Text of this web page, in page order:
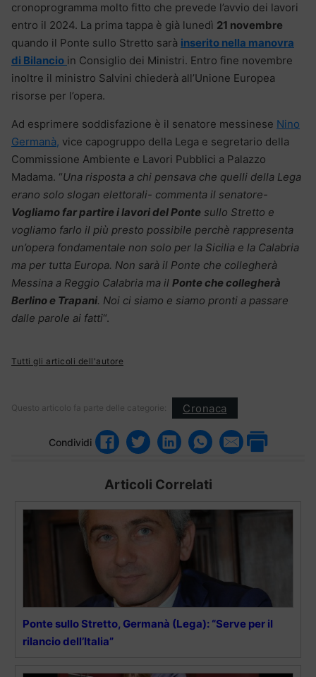
cronoprogramma molto fitto che prevede l’avvio dei lavori
entro il 2024. La prima tappa è già lunedì 21 novembre
quando il Ponte sullo Stretto sarà inserito nella manovra
di Bilancio in Consiglio dei Ministri. Entro fine novembre
inoltre il ministro Salvini chiederà all’Unione Europea
risorse per l’opera.
Ad esprimere soddisfazione è il senatore messinese Nino
Germanà, vice capogruppo della Lega e segretario della
Commissione Ambiente e Lavori Pubblici a Palazzo
Madama. “Una risposta a chi pensava che quelli della Lega
erano solo slogan elettorali- commenta il senatore-
Vogliamo far partire i lavori del Ponte sullo Stretto e
vogliamo farlo il più presto possibile perchè rappresenta
un’opera fondamentale non solo per la Sicilia e la Calabria
ma per tutta Europa. Non sarà il Ponte che collegherà
Messina a Reggio Calabria ma il Ponte che collegherà
Berlino e Trapani. Noi ci siamo e siamo pronti a passare
dalle parole ai fatti“.
Tutti gli articoli dell'autore
Questo articolo fa parte delle categorie: Cronaca
Condividi
Articoli Correlati
Ponte sullo Stretto, Germanà (Lega): “Serve per il
rilancio dell’Italia”